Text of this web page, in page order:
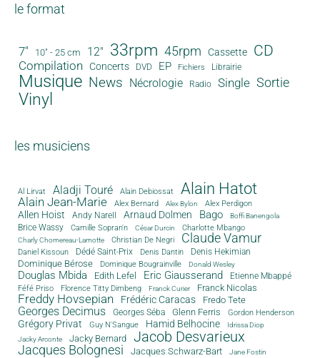
le format
7" 10" - 25 cm 12" 33rpm 45rpm Cassette CD
Compilation Concerts DVD EP Fichiers Librairie
Musique News Nécrologie Radio Single Sortie
Vinyl
les musiciens
Al Lirvat Aladji Touré Alain Debiossat Alain Hatot
Alain Jean-Marie Alex Bernard Alex Bylon Alex Perdigon
Allen Hoist Andy Narell Arnaud Dolmen Bago Boffi Banengola
Brice Wassy Camille Sopran'n César Durcin Charlotte Mbango
Charly Chomereau-Lamotte Christian De Negri Claude Vamur
Daniel Kissoun Dédé Saint-Prix Denis Dantin Denis Hekimian
Dominique Bérose Dominique Bougrainville Donald Wesley
Douglas Mbida Edith Lefel Eric Giausserand Etienne Mbappé
Féfé Priso Florence Titty Dimbeng Franck Curier Franck Nicolas
Freddy Hovsepian Frédéric Caracas Fredo Tete
Georges Decimus Georges Séba Glenn Ferris Gordon Henderson
Grégory Privat Guy N'Sangue Hamid Belhocine
Idrissa Diop
Jacky Arconte
Jacky Bernard Jacob Desvarieux
Jacques Bolognesi Jacques Schwarz-Bart Jane Fostin